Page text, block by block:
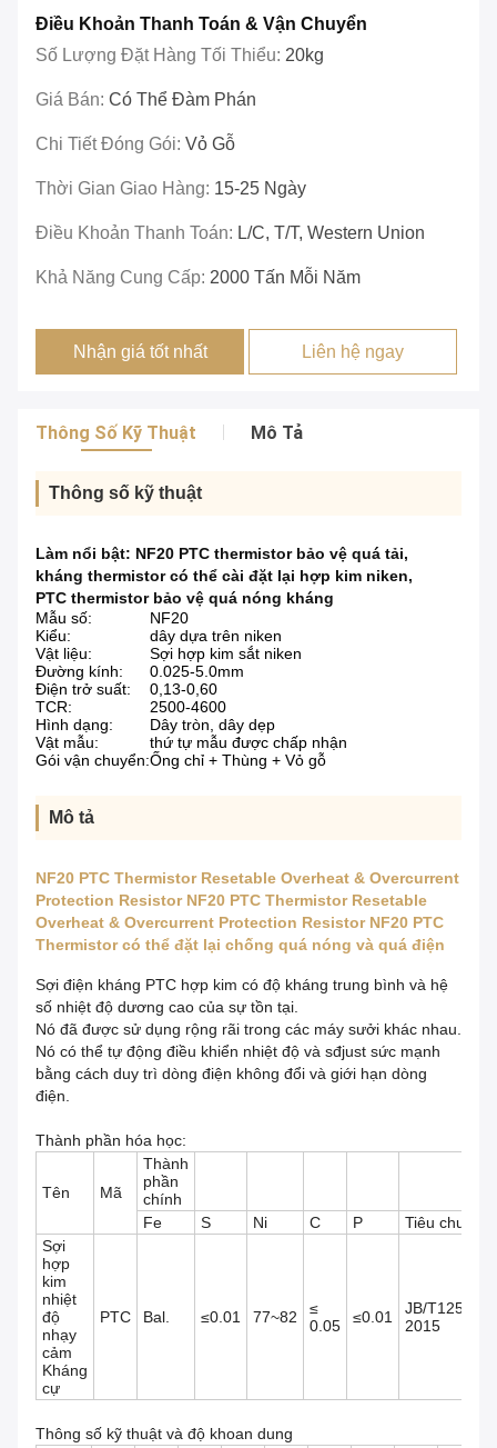
Điều Khoản Thanh Toán & Vận Chuyển
Số Lượng Đặt Hàng Tối Thiểu: 20kg
Giá Bán: Có Thể Đàm Phán
Chi Tiết Đóng Gói: Vỏ Gỗ
Thời Gian Giao Hàng: 15-25 Ngày
Điều Khoản Thanh Toán: L/C, T/T, Western Union
Khả Năng Cung Cấp: 2000 Tấn Mỗi Năm
Nhận giá tốt nhất Liên hệ ngay
Thông Số Kỹ Thuật Mô Tả
Thông số kỹ thuật
Làm nổi bật: NF20 PTC thermistor bảo vệ quá tải,
kháng thermistor có thể cài đặt lại hợp kim niken,
PTC thermistor bảo vệ quá nóng kháng
Mẫu số:
NF20
Kiểu:
dây dựa trên niken
Vật liệu:
Sợi hợp kim sắt niken
Đường kính:
0.025-5.0mm
Điện trở suất:
0,13-0,60
TCR:
2500-4600
Hình dạng:
Dây tròn, dây dẹp
Vật mẫu:
thứ tự mẫu được chấp nhận
Gói vận chuyển:Ống chỉ + Thùng + Vỏ gỗ
Mô tả
NF20 PTC Thermistor Resetable Overheat & Overcurrent
Protection Resistor NF20 PTC Thermistor Resetable
Overheat & Overcurrent Protection Resistor NF20 PTC
Thermistor có thể đặt lại chống quá nóng và quá điện
Sợi điện kháng PTC hợp kim có độ kháng trung bình và hệ
số nhiệt độ dương cao của sự tồn tại.
Nó đã được sử dụng rộng rãi trong các máy sưởi khác nhau.
Nó có thể tự động điều khiển nhiệt độ và sđjust sức mạnh
bằng cách duy trì dòng điện không đổi và giới hạn dòng
điện.
Thành phần hóa học:
Tên Mã
Thành
phần
chính
Fe
S Ni C P
Tiêu chuẩn
Sợi
hợp
kim
nhiệt
độ
nhạy
cảm
Kháng
cự
PTC Bal. ≤0.01 77~82
≤
0.05
≤0.01
JB/T12515-
2015
Thông số kỹ thuật và độ khoan dung